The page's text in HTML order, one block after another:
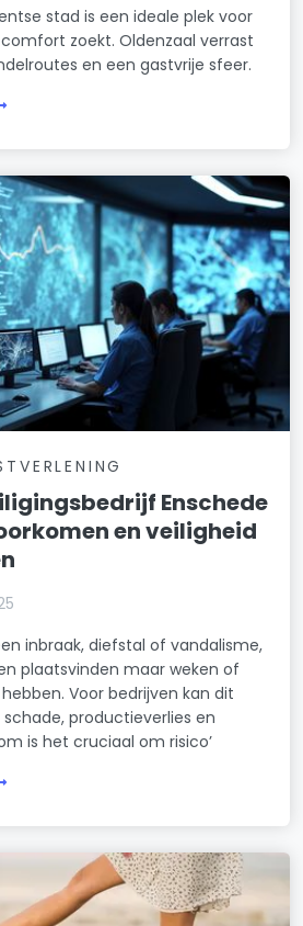
stad is een ideale plek voor
zoekt. Oldenzaal verrast
en een gastvrije sfeer.
Enschede
en veiligheid
inbraak, diefstal of vandalisme,
plaatsvinden maar weken of
Voor bedrijven kan dit
productieverlies en
is het cruciaal om risico’